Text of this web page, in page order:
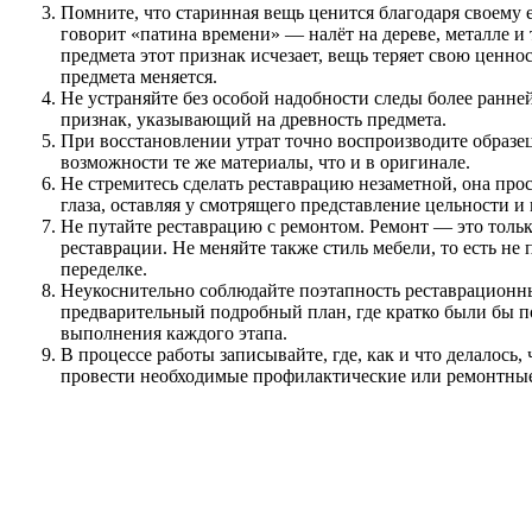
Помните, что старинная вещь ценится благодаря своему
говорит «патина времени» — налёт на дереве, металле
предмета этот признак исчезает, вещь теряет свою
предмета меняется.
Не устраняйте без особой надобности следы более
признак, указывающий на древность предмета.
При восстановлении утрат точно воспроизводите
возможности те же материалы, что и в оригинале.
Не стремитесь сделать реставрацию незаметной, она
глаза, оставляя у смотрящего представление цельности
Не путайте реставрацию с ремонтом. Ремонт — это
реставрации. Не меняйте также стиль мебели, то есть не
переделке.
Неукоснительно соблюдайте поэтапность
предварительный подробный план, где кратко были бы
выполнения каждого этапа.
В процессе работы записывайте, где, как и что
провести необходимые профилактические или